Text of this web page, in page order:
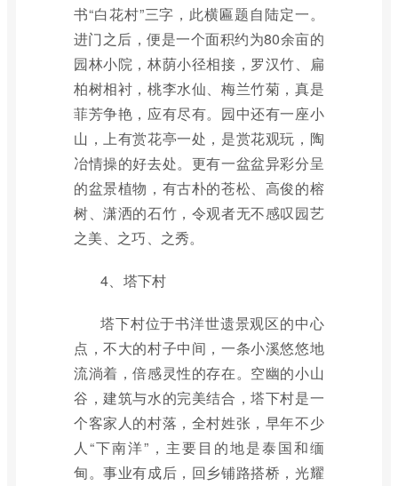
书“白花村”三字，此横匾题自陆定一。
进门之后，便是一个面积约为80余亩的
园林小院，林荫小径相接，罗汉竹、扁
柏树相衬，桃李水仙、梅兰竹菊，真是
菲芳争艳，应有尽有。园中还有一座小
山，上有赏花亭一处，是赏花观玩，陶
冶情操的好去处。更有一盆盆异彩分呈
的盆景植物，有古朴的苍松、高俊的榕
树、潇洒的石竹，令观者无不感叹园艺
之美、之巧、之秀。
4、塔下村
塔下村位于书洋世遗景观区的中心
点，不大的村子中间，一条小溪悠悠地
流淌着，倍感灵性的存在。空幽的小山
谷，建筑与水的完美结合，塔下村是一
个客家人的村落，全村姓张，早年不少
人“下南洋”，主要目的地是泰国和缅
甸。事业有成后，回乡铺路搭桥，光耀